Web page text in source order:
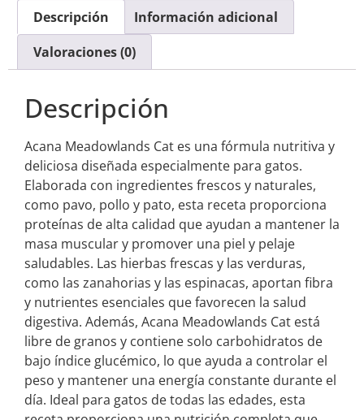
Descripción
Información adicional
Valoraciones (0)
Descripción
Acana Meadowlands Cat es una fórmula nutritiva y
deliciosa diseñada especialmente para gatos.
Elaborada con ingredientes frescos y naturales,
como pavo, pollo y pato, esta receta proporciona
proteínas de alta calidad que ayudan a mantener la
masa muscular y promover una piel y pelaje
saludables. Las hierbas frescas y las verduras,
como las zanahorias y las espinacas, aportan fibra
y nutrientes esenciales que favorecen la salud
digestiva. Además, Acana Meadowlands Cat está
libre de granos y contiene solo carbohidratos de
bajo índice glucémico, lo que ayuda a controlar el
peso y mantener una energía constante durante el
día. Ideal para gatos de todas las edades, esta